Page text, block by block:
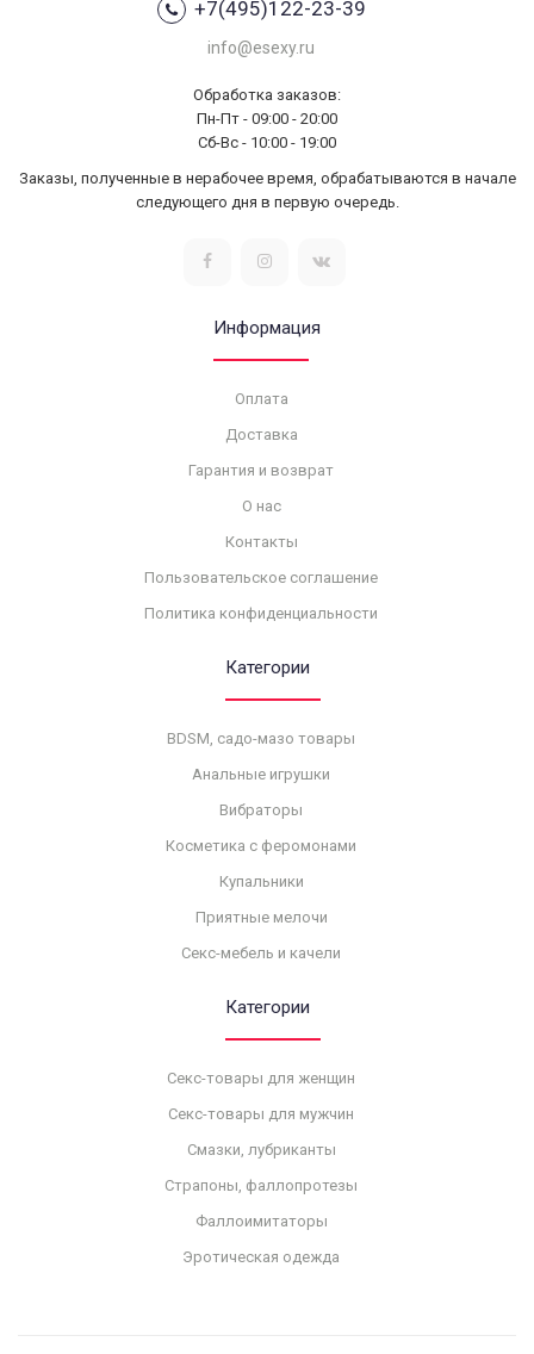
+7(495)122-23-39
info@esexy.ru
Обработка заказов:
Пн-Пт - 09:00 - 20:00
Сб-Вс - 10:00 - 19:00
Заказы, полученные в нерабочее время, обрабатываются в начале
следующего дня в первую очередь.
Информация
Оплата
Доставка
Гарантия и возврат
О нас
Контакты
Пользовательское соглашение
Политика конфиденциальности
Категории
BDSM, садо-мазо товары
Анальные игрушки
Вибраторы
Косметика с феромонами
Купальники
Приятные мелочи
Секс-мебель и качели
Категории
Секс-товары для женщин
Секс-товары для мужчин
Смазки, лубриканты
Страпоны, фаллопротезы
Фаллоимитаторы
Эротическая одежда